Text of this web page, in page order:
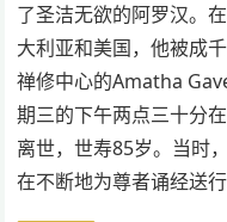
了圣洁无欲的阿罗汉。
大利亚和美国，他被成
禅修中心的Amatha
期三的下午两点三十分
离世，世寿85岁。当时
在不断地为尊者诵经送